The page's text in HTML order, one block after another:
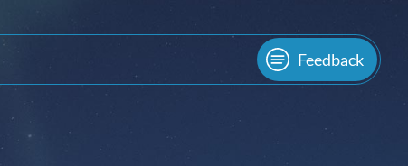
Feedback